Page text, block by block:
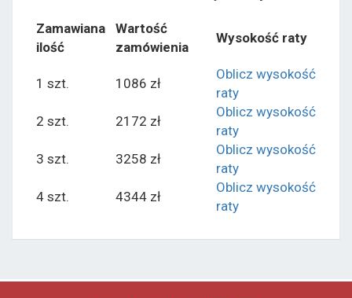
Zamawiana
ilość
Wartość
zamówienia
Wysokość raty
1 szt. 1086 zł
Oblicz wysokość
raty
2 szt.
2172 zł
Oblicz wysokość
raty
3 szt.
3258 zł
Oblicz wysokość
raty
4 szt.
4344 zł
Oblicz wysokość
raty